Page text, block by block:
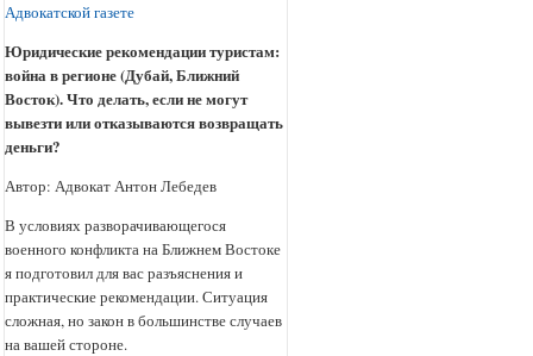
Адвокатской газете
Юридические рекомендации туристам:
война в регионе (Дубай, Ближний
Восток). Что делать, если не могут
вывезти или отказываются возвращать
деньги?
Автор: Адвокат Антон Лебедев
В условиях разворачивающегося
военного конфликта на Ближнем Востоке
я подготовил для вас разъяснения и
практические рекомендации. Ситуация
сложная, но закон в большинстве случаев
на вашей стороне.